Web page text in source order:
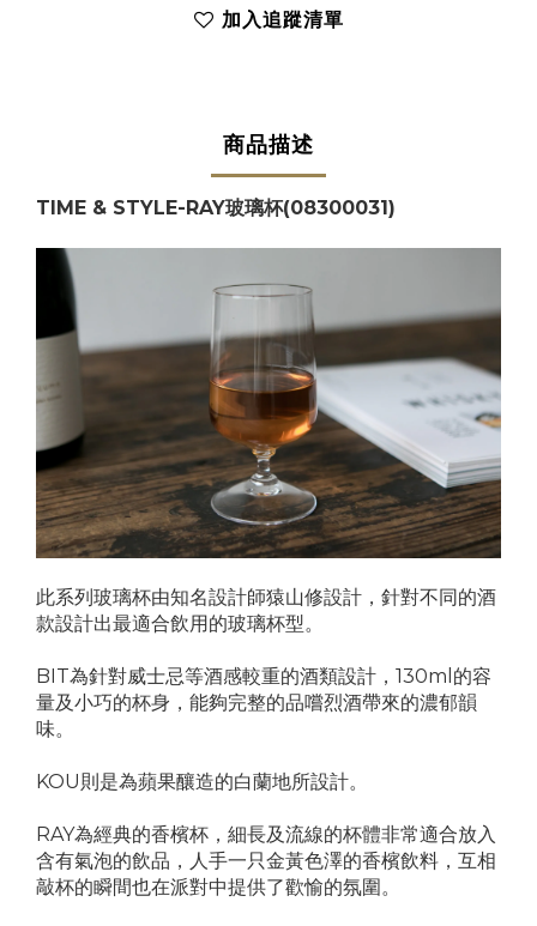
加入追蹤清單
商品描述
TIME & STYLE-RAY玻璃杯(08300031)
此系列玻璃杯由知名設計師猿山修設計，針對不同的酒
款設計出最適合飲用的玻璃杯型。
BIT為針對威士忌等酒感較重的酒類設計，130ml的容
量及小巧的杯身，能夠完整的品嚐烈酒帶來的濃郁韻
味。
KOU則是為蘋果釀造的白蘭地所設計。
RAY為經典的香檳杯，細長及流線的杯體非常適合放入
含有氣泡的飲品，人手一只金黃色澤的香檳飲料，互相
敲杯的瞬間也在派對中提供了歡愉的氛圍。